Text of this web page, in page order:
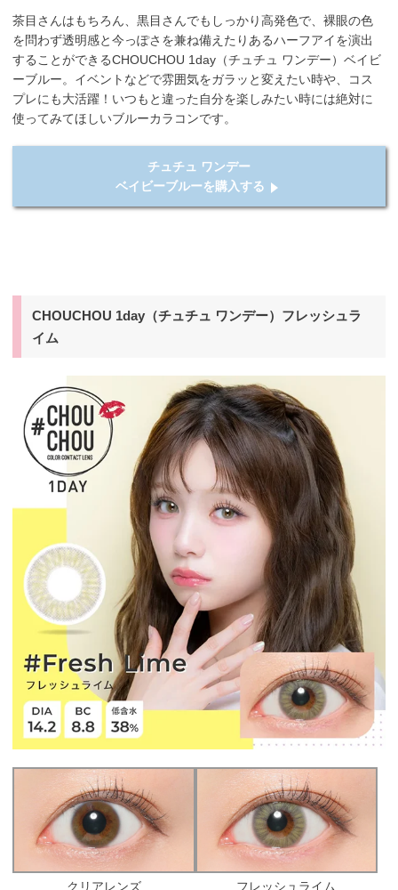
茶目さんはもちろん、黒目さんでもしっかり高発色で、裸眼の色
を問わず透明感と今っぽさを兼ね備えたりあるハーフアイを演出
することができるCHOUCHOU 1day（チュチュ ワンデー）ベイビ
ーブルー。イベントなどで雰囲気をガラッと変えたい時や、コス
プレにも大活躍！いつもと違った自分を楽しみたい時には絶対に
使ってみてほしいブルーカラコンです。
チュチュ ワンデー
ベイビーブルーを購入する
CHOUCHOU 1day（チュチュ ワンデー）フレッシュラ
イム
クリアレンズ フレッシュライム